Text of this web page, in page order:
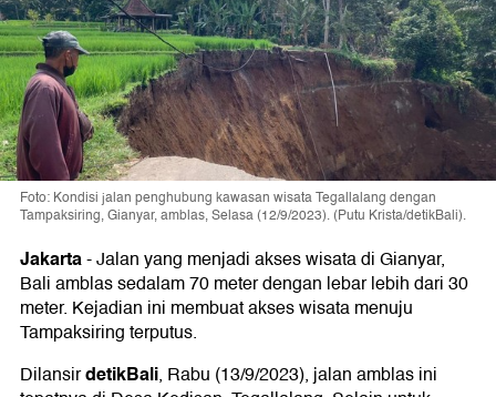
Foto: Kondisi jalan penghubung kawasan wisata Tegallalang dengan
Tampaksiring, Gianyar, amblas, Selasa (12/9/2023). (Putu Krista/detikBali).
Jakarta-Jalan yang menjadi akses wisata di Gianyar,
Bali amblas sedalam 70 meter dengan lebar lebih dari 30
meter. Kejadian ini membuat akses wisata menuju
Tampaksiring terputus.
DilansirdetikBali, Rabu (13/9/2023), jalan amblas ini